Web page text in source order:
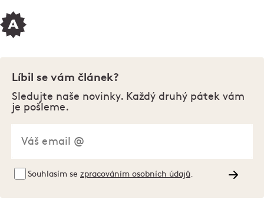
Líbil se vám článek?
Sledujte naše novinky. Každý druhý pátek vám
je pošleme.
Souhlasím se zpracováním osobních údajů